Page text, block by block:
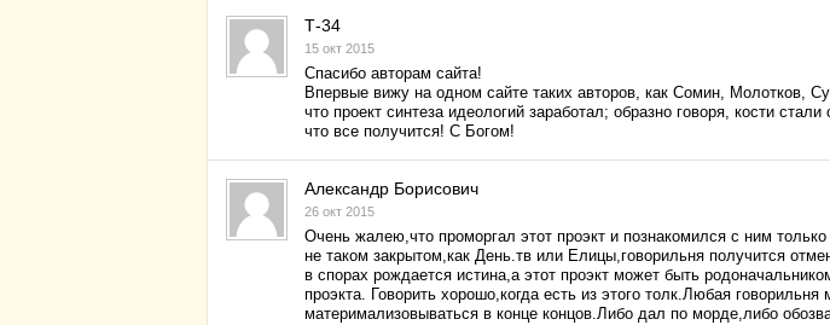
Т-34
15 окт 2015
Спасибо авторам сайта!
Впервые вижу на одном сайте таких авторов, как Сомин, Молотков,
что проект синтеза идеологий заработал; образно говоря, кости
что все получится! С Богом!
Александр Борисович
26 окт 2015
Очень жалею,что проморгал этот проэкт и познакомился с ним
не таком закрытом,как День.тв или Елицы,говорильня получится
в спорах рождается истина,а этот проэкт может быть
проэкта. Говорить хорошо,когда есть из этого толк.Любая
материмализовываться в конце концов.Либо дал по морде,либо